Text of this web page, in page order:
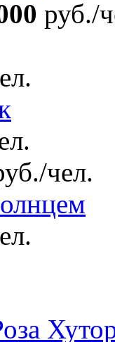
руб./
чел.